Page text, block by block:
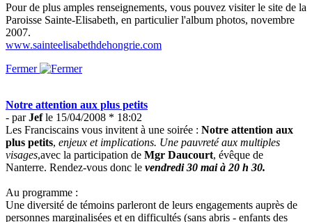
Pour de plus amples renseignements, vous pouvez visiter le site de la
Paroisse Sainte-Elisabeth, en particulier l'album photos, novembre
2007.
www.sainteelisabethdehongrie.com
Fermer
Notre attention aux plus petits
- parJefle 15/04/2008 * 18:02
Les Franciscains vous invitent à une soirée : Notre attention aux
plus petits, enjeux et implications. Une pauvreté aux multiples
visages,avec la participation de Mgr Daucourt, évêque de
Nanterre. Rendez-vous donc le vendredi 30 mai à 20 h 30.
Au programme :
Une diversité de témoins parleront de leurs engagements auprès de
personnes marginalisées et en difficultés (sans abris - enfants des